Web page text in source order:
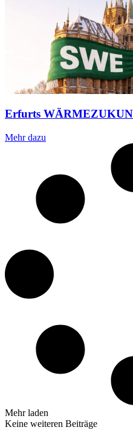
Erfurts
Mehr dazu
Mehr laden
Keine weiteren Beiträge